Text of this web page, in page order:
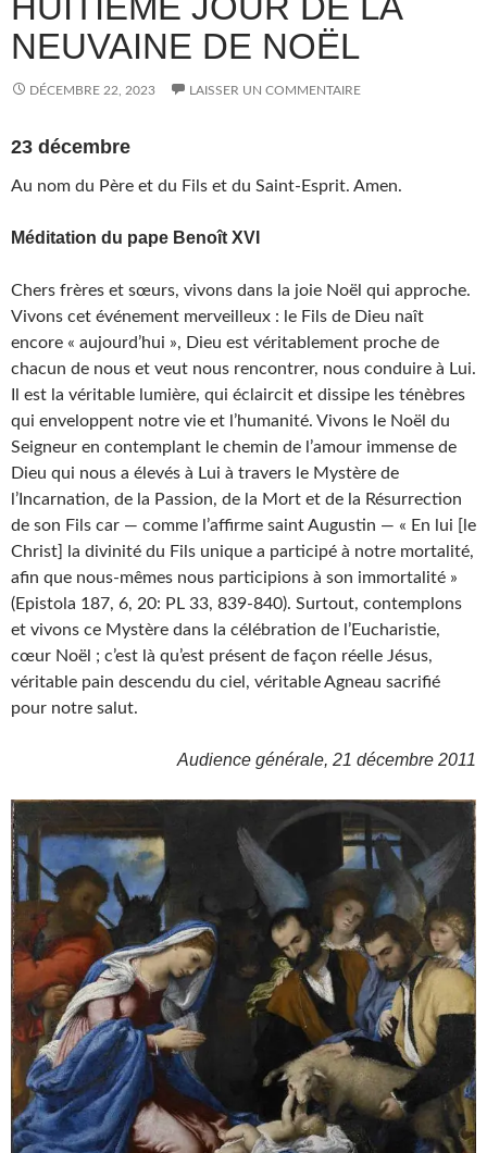
NEUVAINE DE NOËL
DÉCEMBRE 22, 2023 LAISSER UN COMMENTAIRE
23 décembre
Au nom du Père et du Fils et du Saint-Esprit. Amen.
Méditation du pape Benoît XVI
Chers frères et sœurs, vivons dans la joie Noël qui approche.
Vivons cet événement merveilleux : le Fils de Dieu naît
encore « aujourd’hui », Dieu est véritablement proche de
chacun de nous et veut nous rencontrer, nous conduire à Lui.
Il est la véritable lumière, qui éclaircit et dissipe les ténèbres
qui enveloppent notre vie et l’humanité. Vivons le Noël du
Seigneur en contemplant le chemin de l’amour immense de
Dieu qui nous a élevés à Lui à travers le Mystère de
l’Incarnation, de la Passion, de la Mort et de la Résurrection
de son Fils car — comme l’affirme saint Augustin — « En lui [le
Christ] la divinité du Fils unique a participé à notre mortalité,
afin que nous-mêmes nous participions à son immortalité »
(Epistola 187, 6, 20: PL 33, 839-840). Surtout, contemplons
et vivons ce Mystère dans la célébration de l’Eucharistie,
cœur Noël ; c’est là qu’est présent de façon réelle Jésus,
véritable pain descendu du ciel, véritable Agneau sacrifié
pour notre salut.
Audience générale, 21 décembre 2011